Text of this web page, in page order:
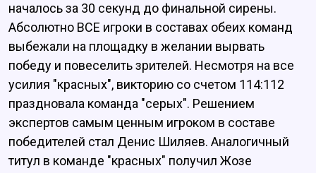
началось за 30 секунд до финальной сирены.
Абсолютно ВСЕ игроки в составах обеих команд
выбежали на площадку в желании вырвать
победу и повеселить зрителей. Несмотря на все
усилия "красных", викторию со счетом 114:112
праздновала команда "серых". Решением
экспертов самым ценным игроком в составе
победителей стал Денис Шиляев. Аналогичный
титул в команде "красных" получил Жозе